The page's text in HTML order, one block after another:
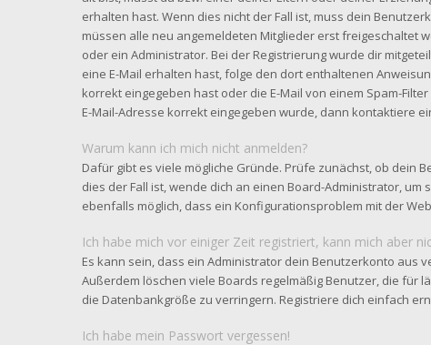
erhalten hast. Wenn dies nicht der Fall ist, muss dein
müssen alle neu angemeldeten Mitglieder erst freigeschaltet
oder ein Administrator. Bei der Registrierung wurde dir
eine E-Mail erhalten hast, folge den dort enthaltenen
korrekt eingegeben hast oder die E-Mail von einem Spam-
E-Mail-Adresse korrekt eingegeben wurde, dann kontaktiere
Warum kann ich mich nicht anmelden?
Dafür gibt es viele mögliche Gründe. Prüfe zunächst, ob dein
dies der Fall ist, wende dich an einen Board-Administrator,
ebenfalls möglich, dass ein Konfigurationsproblem mit der
Ich habe mich vor einiger Zeit registriert, kann mich aber
Es kann sein, dass ein Administrator dein Benutzerkonto aus
Außerdem löschen viele Boards regelmäßig Benutzer, die für
die Datenbankgröße zu verringern. Registriere dich einfach
Ich habe mein Passwort vergessen!